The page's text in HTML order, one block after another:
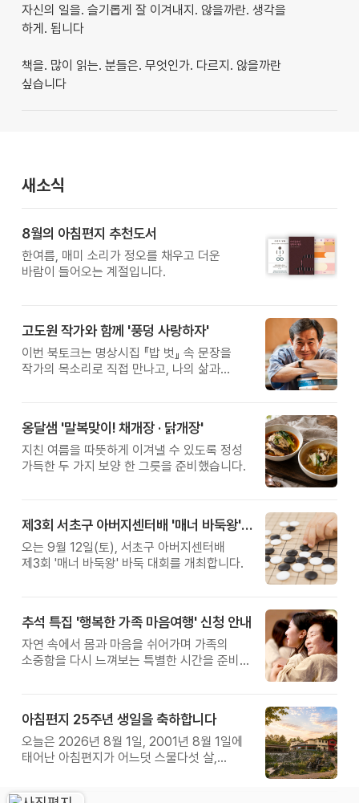
자신의 일을. 슬기롭게 잘 이겨내지. 않을까란. 생각을
하게. 됩니다
책을. 많이 읽는. 분들은. 무엇인가. 다르지. 않을까란
싶습니다
새소식
8월의 아침편지 추천도서
한여름, 매미 소리가 정오를 채우고 더운
바람이 들어오는 계절입니다.
고도원 작가와 함께 '풍덩 사랑하자'
이번 북토크는 명상시집 『밥 벗』 속 문장을
작가의 목소리로 직접 만나고, 나의 삶과
옹달샘 '말복맞이! 채개장 · 닭개장'
지친 여름을 따뜻하게 이겨낼 수 있도록 정성
가득한 두 가지 보양 한 그릇을 준비했습니다.
제3회 서초구 아버지센터배 '매너 바둑왕' 대회
오는 9월 12일(토), 서초구 아버지센터배
제3회 '매너 바둑왕' 바둑 대회를 개최합니다.
추석 특집 '행복한 가족 마음여행' 신청 안내
자연 속에서 몸과 마음을 쉬어가며 가족의
소중함을 다시 느껴보는 특별한 시간을 준비해
아침편지 25주년 생일을 축하합니다
오늘은 2026년 8월 1일, 2001년 8월 1일에
태어난 아침편지가 어느덧 스물다섯 살,